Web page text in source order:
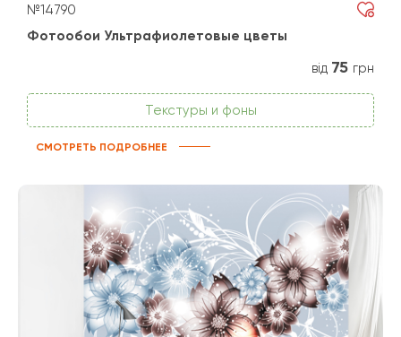
№14790
Фотообои Ультрафиолетовые цветы
від 75 грн
Текстуры и фоны
СМОТРЕТЬ ПОДРОБНЕЕ